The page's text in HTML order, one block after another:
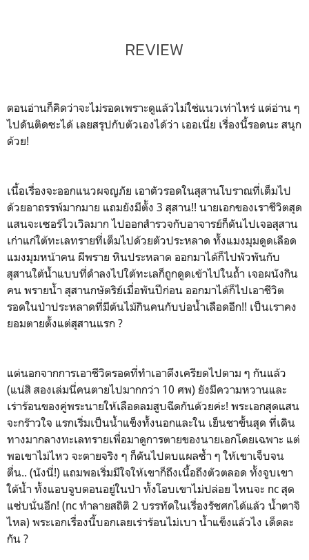
REVIEW
ตอนอ่านก็คิดว่าจะไม่รอดเพราะดูแล้วไม่ใช่แนวเท่าไหร่ แต่อ่าน ๆ
ไปดันติดซะได้ เลยสรุปกับตัวเองได้ว่า เออเนี่ย เรื่องนี้รอดนะ สนุก
ด้วย!
เนื้อเรื่องจะออกแนวผจญภัย เอาตัวรอดในสุสานโบราณที่เต็มไป
ด้วยอาถรรพ์มากมาย แถมยังมีตั้ง 3 สุสาน!! นายเอกของเราชีวิตสุด
แสนจะเซอร์ไวเวิลมาก ไปออกสำรวจกับอาจารย์ก็ดันไปเจอสุสาน
เก่าแก่ใต้ทะเลทรายที่เต็มไปด้วยตัวประหลาด ทั้งแมงมุมดูดเลือด
แมงมุมหน้าคน ผีพราย หินประหลาด ออกมาได้ก็ไปพัวพันกับ
สุสานใต้น้ำแบบที่ดำลงไปใต้ทะเลก็ถูกดูดเข้าไปในถ้ำ เจอผนังกิน
คน พรายน้ำ สุสานกษัตริย์เมื่อพันปีก่อน ออกมาได้ก็ไปเอาชีวิต
รอดในป่าประหลาดที่มีต้นไม้กินคนกับบ่อน้ำเลือดอีก!! เป็นเราคง
ยอมตายตั้งแต่สุสานแรก ?
แต่นอกจากการเอาชีวิตรอดที่ทำเอาตึงเครียดไปตาม ๆ กันแล้ว
(แน่สิ สองเล่มนี่คนตายไปมากกว่า 10 ศพ) ยังมีความหวานและ
เร่าร้อนของคู่พระนายให้เลือดลมสูบฉีดกันด้วยค่ะ! พระเอกสุดแสน
จะกร๊าวใจ แรกเริ่มเป็นน้ำแข็งทั้งนอกและใน เย็นชาขั้นสุด ที่เดิน
ทางมากลางทะเลทรายเพื่อมาดูการตายของนายเอกโดยเฉพาะ แต่
พอเขาไม่ไหว จะตายจริง ๆ ก็ดันไปตบแผลซ้ำ ๆ ให้เขาเจ็บจน
ตื่น.. (นังนี่!) แถมพอเริ่มมีใจให้เขาก็ถึงเนื้อถึงตัวตลอด ทั้งจูบเขา
ใต้น้ำ ทั้งแอบจูบตอนอยู่ในป่า ทั้งโอบเขาไม่ปล่อย ไหนจะ nc สุด
แซ่บนั่นอีก! (nc ทำลายสถิติ 2 บรรทัดในเรื่องรัชศกได้แล้ว น้ำตาจิ
ไหล) พระเอกเรื่องนี้บอกเลยเร่าร้อนไม่เบา น้ำแข็งแล้วไง เด็ดละ
กัน ?